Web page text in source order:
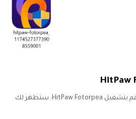
عند تثبيته بنجاح على جهازك، قم بتشغيل HitPaw Fotorpea. ستظهر لك